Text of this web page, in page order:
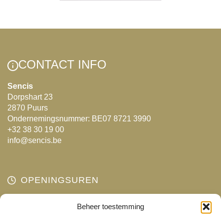
Beheer toestemming
heeft
variaties.
kan
de
variaties.
CONTACT INFO
Sencis
Dorpshart 23
2870 Puurs
Ondernemingsnummer: BE07 8721 3990
+32 38 30 19 00
info@sencis.be
OPENINGSUREN
Gesloten